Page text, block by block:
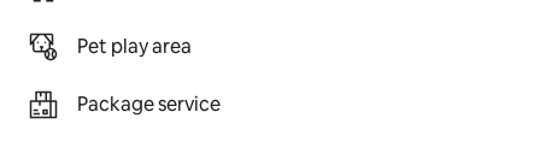
Pet play area
Package service